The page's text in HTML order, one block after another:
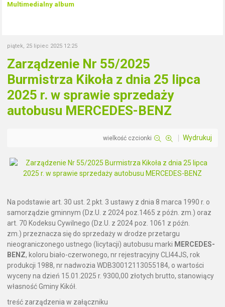
Multimedialny album
piątek, 25 lipiec 2025 12:25
Zarządzenie Nr 55/2025
Burmistrza Kikoła z dnia 25 lipca
2025 r. w sprawie sprzedaży
autobusu MERCEDES-BENZ
wielkość czcionki Wydrukuj
Na podstawie art. 30 ust. 2 pkt. 3 ustawy z dnia 8 marca 1990 r. o
samorządzie gminnym (Dz.U. z 2024 poz.1465 z późn. zm.) oraz
art. 70 Kodeksu Cywilnego (Dz.U. z 2024 poz. 1061 z późn.
zm.) przeznacza się do sprzedaży w drodze przetargu
nieograniczonego ustnego (licytacji) autobusu marki MERCEDES-
BENZ, koloru biało-czerwonego, nr rejestracyjny CLI44JS, rok
produkcji 1988, nr nadwozia WDB30012113055184, o wartości
wyceny na dzień 15.01.2025 r. 9300,00 złotych brutto, stanowiący
własność Gminy Kikół.
treść zarządzenia w załączniku